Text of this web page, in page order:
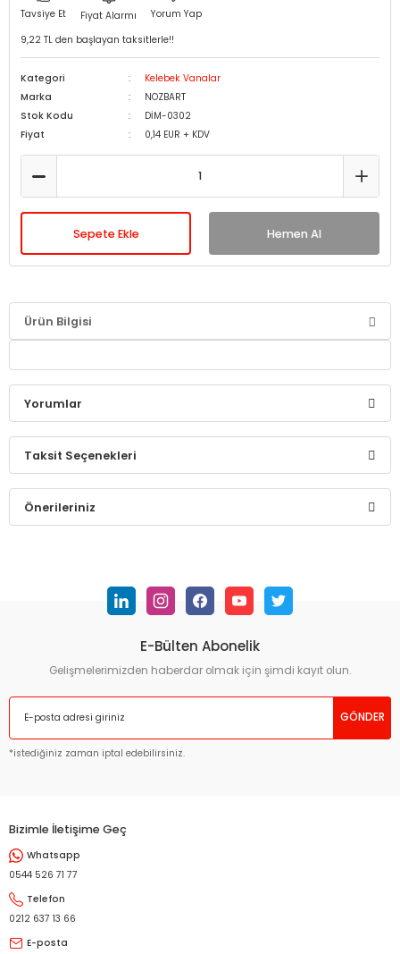
Tavsiye Et Fiyat Alarmı
Yorum Yap
9,22 TL den başlayan taksitlerle!!
Kategori
Kelebek Vanalar
Marka
NOZBART
Stok Kodu
DİM-0302
Fiyat
0,14 EUR + KDV
Sepete Ekle Hemen Al
Ürün Bilgisi
Yorumlar
Bu ürüne ilk yorumu siz yapın!
Yorum Yaz
Taksit Seçenekleri
Önerileriniz
kullanarak tarafımıza iletebilirsiniz.
Görüş ve önerileriniz için teşekkür ederiz.
Ürün resmi kalitesiz, bozuk veya görüntülenemiyor.
Ürün açıklamasında eksik bilgiler bulunuyor.
Ürün bilgilerinde hatalar bulunuyor.
Ürün fiyatı diğer sitelerden daha pahalı.
E-Bülten Abonelik
Gelişmelerimizden haberdar olmak için şimdi kayıt olun.
GÖNDER
*istediğiniz zaman iptal edebilirsiniz.
Bizimle İletişime Geç
Whatsapp
0544 526 71 77
Telefon
0212 637 13 66
E-posta